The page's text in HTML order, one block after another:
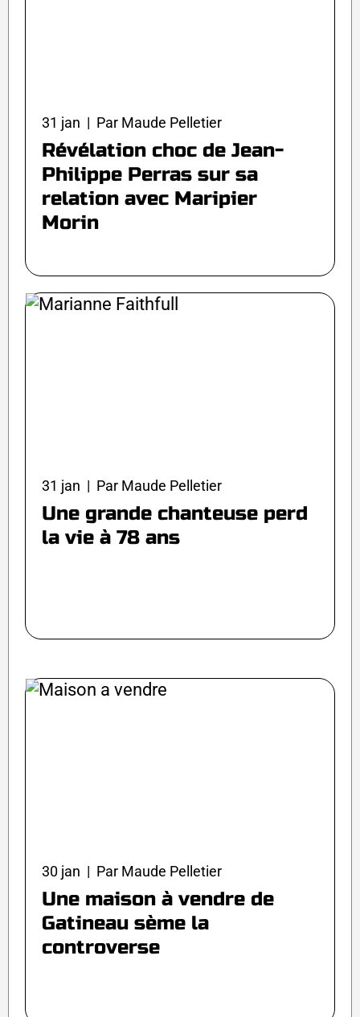
31 jan | Par Maude Pelletier
Révélation choc de Jean-
Philippe Perras sur sa
relation avec Maripier
Morin
31 jan | Par Maude Pelletier
Une grande chanteuse perd
la vie à 78 ans
30 jan | Par Maude Pelletier
Une maison à vendre de
Gatineau sème la
controverse